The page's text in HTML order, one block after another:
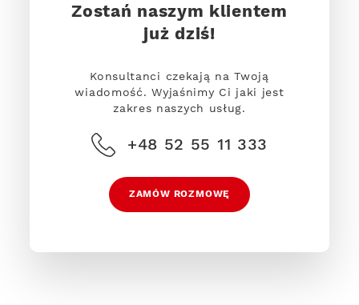
Zostań naszym klientem
już dziś!
Konsultanci czekają na Twoją
wiadomość. Wyjaśnimy Ci jaki jest
zakres naszych usług.
+48 52 55 11 333
ZAMÓW ROZMOWĘ